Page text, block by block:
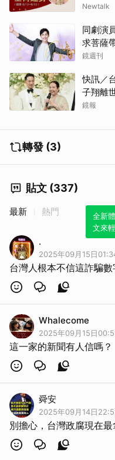
Newtalk
同劇演
求菩薩
鏡週刊
快訊／
子翔離
鏡報
轉發 (3)
貼文 (337)
全新
文來
最新 熱門
.
2025年09月15日
台灣人根本不信這詐騙
Whalecome
2025年09月15日
這一家的新聞有人信嗎？
舜安
2025年09月14日
別擔心，台灣政腐現在
取消